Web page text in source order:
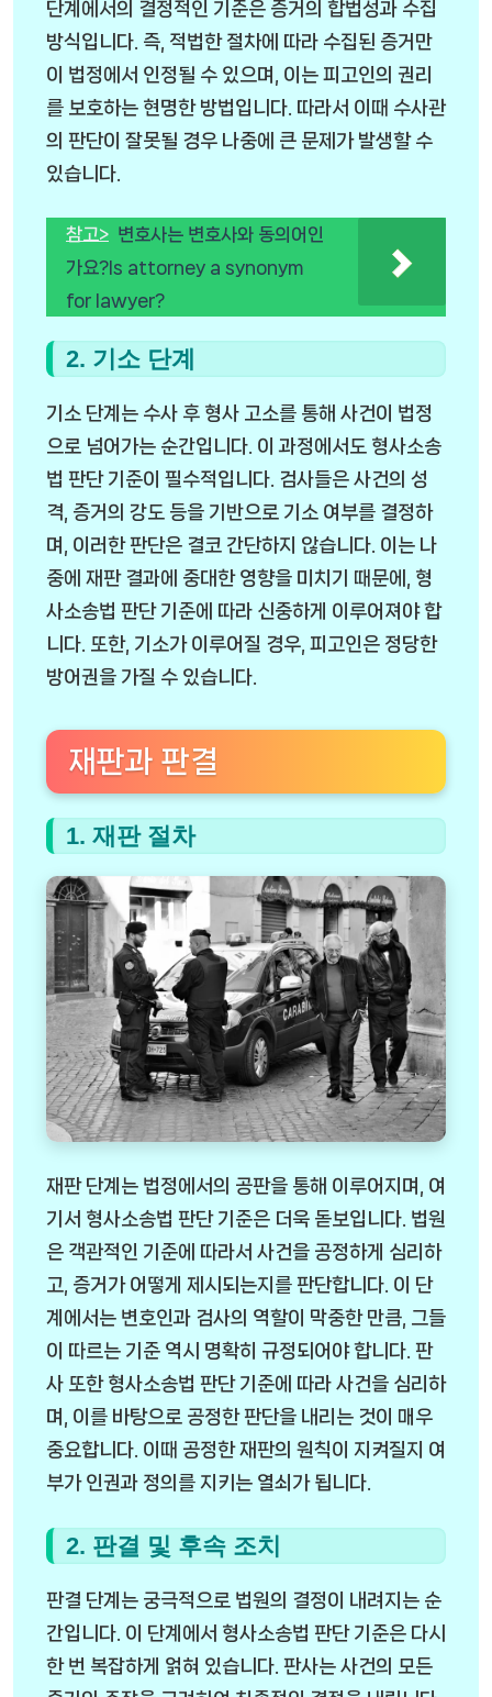
단계에서의 결정적인 기준은 증거의 합법성과 수집
방식입니다. 즉, 적법한 절차에 따라 수집된 증거만
이 법정에서 인정될 수 있으며, 이는 피고인의 권리
를 보호하는 현명한 방법입니다. 따라서 이때 수사관
의 판단이 잘못될 경우 나중에 큰 문제가 발생할 수
있습니다.
참고> 변호사는 변호사와 동의어인
가요?Is attorney a synonym
for lawyer?
2. 기소 단계
기소 단계는 수사 후 형사 고소를 통해 사건이 법정
으로 넘어가는 순간입니다. 이 과정에서도 형사소송
법 판단 기준이 필수적입니다. 검사들은 사건의 성
격, 증거의 강도 등을 기반으로 기소 여부를 결정하
며, 이러한 판단은 결코 간단하지 않습니다. 이는 나
중에 재판 결과에 중대한 영향을 미치기 때문에, 형
사소송법 판단 기준에 따라 신중하게 이루어져야 합
니다. 또한, 기소가 이루어질 경우, 피고인은 정당한
방어권을 가질 수 있습니다.
재판과 판결
1. 재판 절차
재판 단계는 법정에서의 공판을 통해 이루어지며, 여
기서 형사소송법 판단 기준은 더욱 돋보입니다. 법원
은 객관적인 기준에 따라서 사건을 공정하게 심리하
고, 증거가 어떻게 제시되는지를 판단합니다. 이 단
계에서는 변호인과 검사의 역할이 막중한 만큼, 그들
이 따르는 기준 역시 명확히 규정되어야 합니다. 판
사 또한 형사소송법 판단 기준에 따라 사건을 심리하
며, 이를 바탕으로 공정한 판단을 내리는 것이 매우
중요합니다. 이때 공정한 재판의 원칙이 지켜질지 여
부가 인권과 정의를 지키는 열쇠가 됩니다.
2. 판결 및 후속 조치
판결 단계는 궁극적으로 법원의 결정이 내려지는 순
간입니다. 이 단계에서 형사소송법 판단 기준은 다시
한 번 복잡하게 얽혀 있습니다. 판사는 사건의 모든